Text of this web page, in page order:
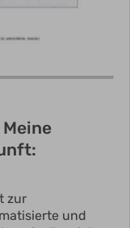
zur
und